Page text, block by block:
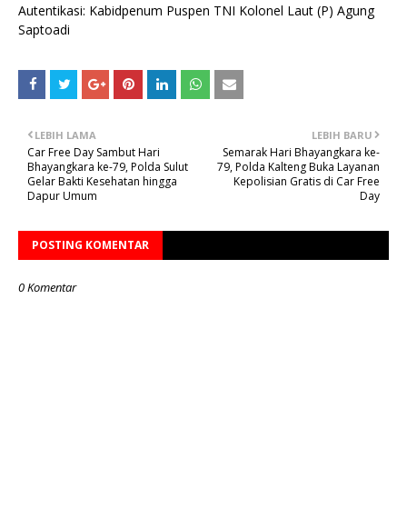
Autentikasi: Kabidpenum Puspen TNI Kolonel Laut (P) Agung
Saptoadi
LEBIH BARU
Semarak Hari Bhayangkara ke-
79, Polda Kalteng Buka Layanan
Kepolisian Gratis di Car Free
Day
LEBIH LAMA
Car Free Day Sambut Hari
Bhayangkara ke-79, Polda Sulut
Gelar Bakti Kesehatan hingga
Dapur Umum
POSTING KOMENTAR
0 Komentar